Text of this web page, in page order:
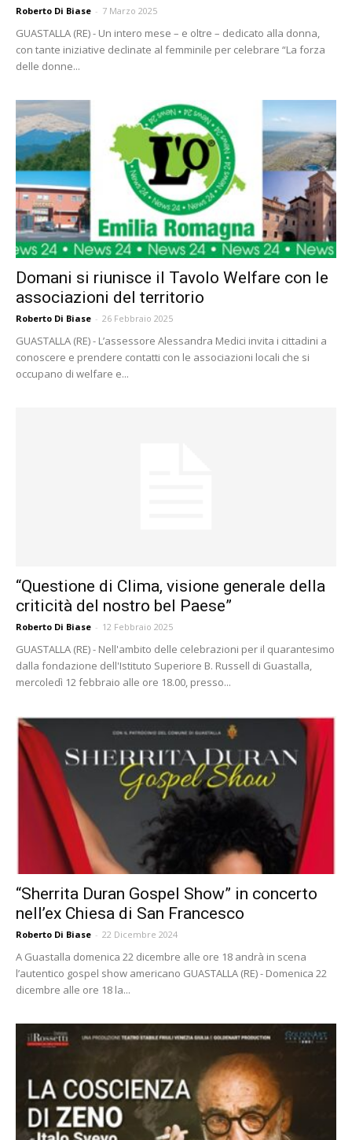
Roberto Di Biase - 7 Marzo 2025
GUASTALLA (RE) - Un intero mese – e oltre – dedicato alla donna,
con tante iniziative declinate al femminile per celebrare “La forza
delle donne...
Domani si riunisce il Tavolo Welfare con le
associazioni del territorio
Roberto Di Biase - 26 Febbraio 2025
GUASTALLA (RE) - L’assessore Alessandra Medici invita i cittadini a
conoscere e prendere contatti con le associazioni locali che si
occupano di welfare e...
“Questione di Clima, visione generale della
criticità del nostro bel Paese”
Roberto Di Biase - 12 Febbraio 2025
GUASTALLA (RE) - Nell'ambito delle celebrazioni per il quarantesimo
dalla fondazione dell'Istituto Superiore B. Russell di Guastalla,
mercoledì 12 febbraio alle ore 18.00, presso...
“Sherrita Duran Gospel Show” in concerto
nell’ex Chiesa di San Francesco
Roberto Di Biase - 22 Dicembre 2024
A Guastalla domenica 22 dicembre alle ore 18 andrà in scena
l’autentico gospel show americano GUASTALLA (RE) - Domenica 22
dicembre alle ore 18 la...